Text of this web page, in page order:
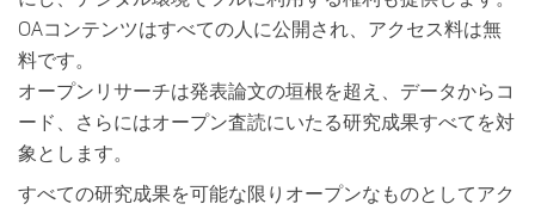
OAコンテンツはすべての人に公開され、アクセス料は無
料です。
オープンリサーチは発表論文の垣根を超え、データからコ
ード、さらにはオープン査読にいたる研究成果すべてを対
象とします。
すべての研究成果を可能な限りオープンなものとしてアク